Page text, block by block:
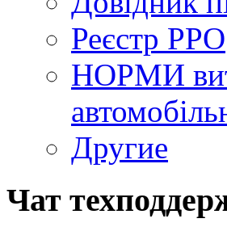
Реєстр РРО
НОРМИ
Другие
Чат